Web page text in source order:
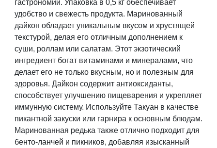
гастрономии. Упаковка в 0,5 кг обеспечивает
удобство и свежесть продукта. Маринованный
дайкон обладает уникальным вкусом и хрустящей
текстурой, делая его отличным дополнением к
суши, роллам или салатам. Этот экзотический
ингредиент богат витаминами и минералами, что
делает его не только вкусным, но и полезным для
здоровья. Дайкон содержит антиоксиданты,
способствует улучшению пищеварения и укрепляет
иммунную систему. Используйте Такуан в качестве
пикантной закуски или гарнира к основным блюдам.
Маринованная редька также отлично подходит для
бенто-ланчей и пикников, добавляя изысканный